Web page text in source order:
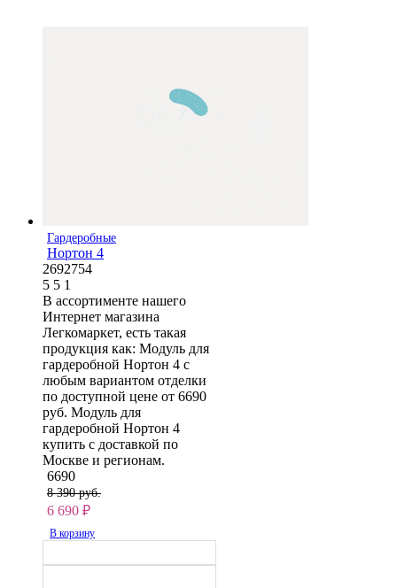
Гардеробные
Нортон 4
2692754
5 5 1
В ассортименте нашего
Интернет магазина
Легкомаркет, есть такая
продукция как: Модуль для
гардеробной Нортон 4 с
любым вариантом отделки
по доступной цене от 6690
руб. Модуль для
гардеробной Нортон 4
купить с доставкой по
Москве и регионам.
6690
8 390 руб.
6 690 ₽
В корзину